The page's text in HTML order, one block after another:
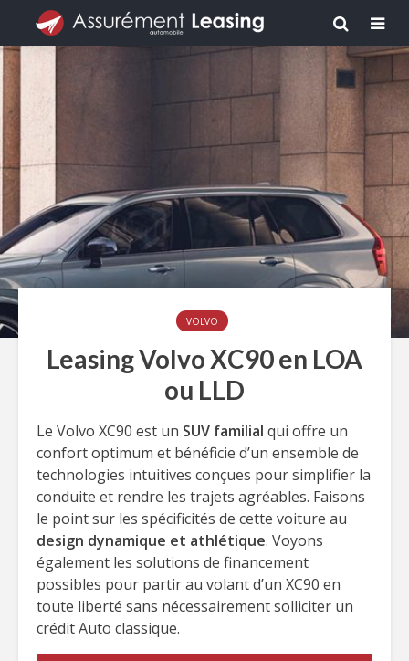
VOLVO
Leasing Volvo XC90 en LOA
ou LLD
Le Volvo XC90 est un SUV familial qui offre un
confort optimum et bénéficie d’un ensemble de
technologies intuitives conçues pour simplifier la
conduite et rendre les trajets agréables. Faisons
le point sur les spécificités de cette voiture au
design dynamique et athlétique. Voyons
également les solutions de financement
possibles pour partir au volant d’un XC90 en
toute liberté sans nécessairement solliciter un
crédit Auto classique.